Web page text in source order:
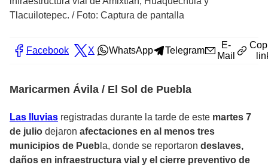
Tlacuilotepec. / Foto: Captura de pantalla
Facebook X WhatsApp Telegram
E-
Mail
Maricarmen Ávila / El Sol de Puebla
Las lluvias registradas durante la tarde de este martes 7
de julio dejaron afectaciones en al menos tres
municipios de Pueb la, donde se reportaron deslaves,
daños en infraestructura vial y el cierre preventivo de